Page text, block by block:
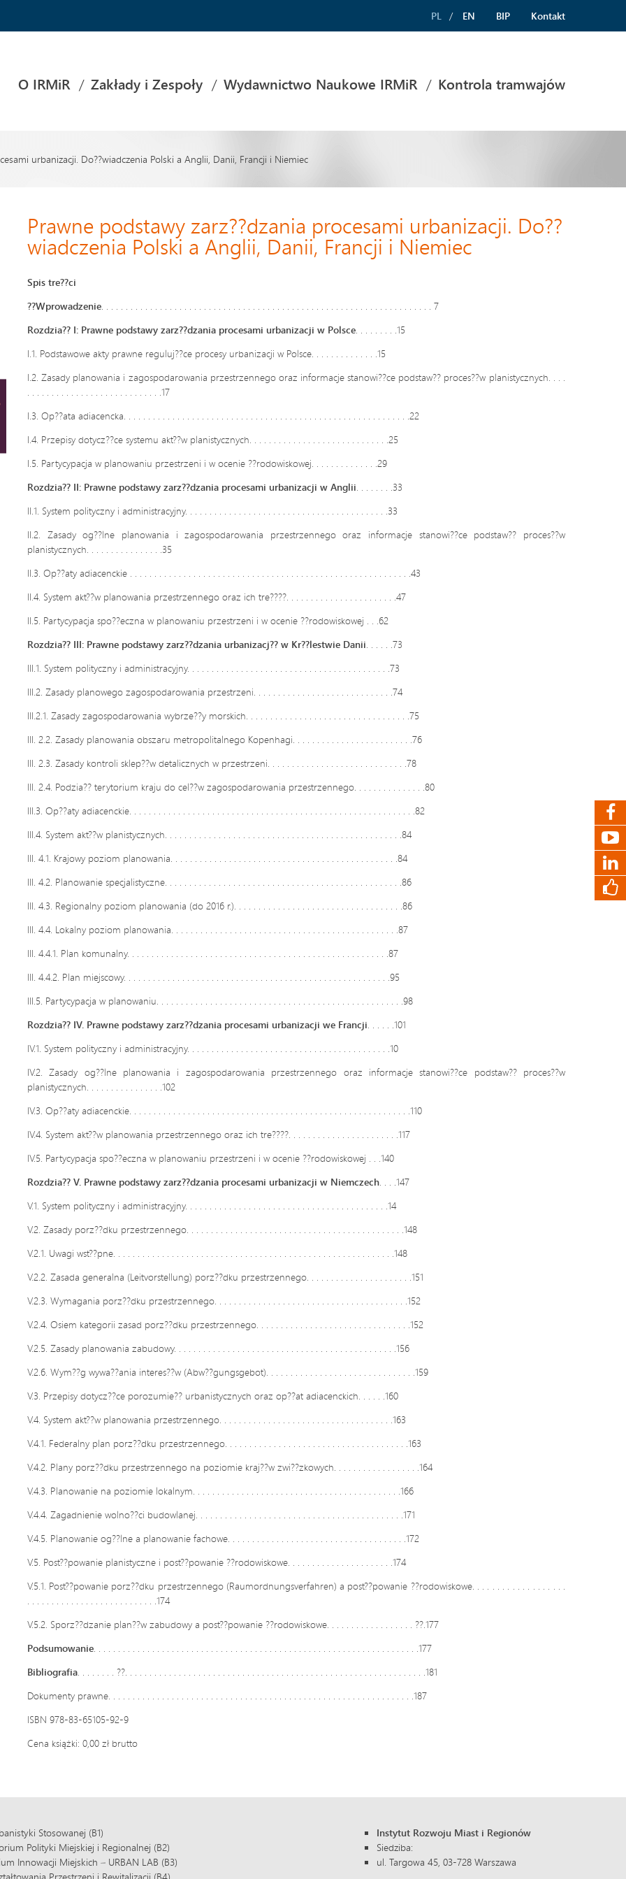
PL EN BIP Kontakt
O IRMiR Zakłady i Zespoły Wydawnictwo Naukowe IRMiR Kontrola tramwajów
urbanizacji. Do??wiadczenia Polski a Anglii, Danii, Francji i Niemiec
Prawne podstawy zarz??dzania procesami urbanizacji. Do??
wiadczenia Polski a Anglii, Danii, Francji i Niemiec
Spis tre??ci
??Wprowadzenie. . . . . . . . . . . . . . . . . . . . . . . . . . . . . . . . . . . . . . . . . . . . . . . . . . . . . . . . . . . . . . . . . . . . 7
Rozdzia?? I: Prawne podstawy zarz??dzania procesami urbanizacji w Polsce. . . . . . . . .15
I.1. Podstawowe akty prawne reguluj??ce procesy urbanizacji w Polsce. . . . . . . . . . . . . .15
I.2. Zasady planowania i zagospodarowania przestrzennego oraz informacje stanowi??ce podstaw?? proces??w planistycznych. . . .
. . . . . . . . . . . . . . . . . . . . . . . . . . . .17
I.3. Op??ata adiacencka. . . . . . . . . . . . . . . . . . . . . . . . . . . . . . . . . . . . . . . . . . . . . . . . . . . . . . . . . . .22
I.4. Przepisy dotycz??ce systemu akt??w planistycznych. . . . . . . . . . . . . . . . . . . . . . . . . . . . .25
I.5. Partycypacja w planowaniu przestrzeni i w ocenie ??rodowiskowej. . . . . . . . . . . . . .29
Rozdzia?? II: Prawne podstawy zarz??dzania procesami urbanizacji w Anglii. . . . . . . .33
II.1. System polityczny i administracyjny. . . . . . . . . . . . . . . . . . . . . . . . . . . . . . . . . . . . . . . . . .33
II.2. Zasady og??lne planowania i zagospodarowania przestrzennego oraz informacje stanowi??ce podstaw?? proces??w
planistycznych. . . . . . . . . . . . . . . .35
II.3. Op??aty adiacenckie . . . . . . . . . . . . . . . . . . . . . . . . . . . . . . . . . . . . . . . . . . . . . . . . . . . . . . . . . .43
II.4. System akt??w planowania przestrzennego oraz ich tre????. . . . . . . . . . . . . . . . . . . . . . .47
II.5. Partycypacja spo??eczna w planowaniu przestrzeni i w ocenie ??rodowiskowej . . .62
Rozdzia?? III: Prawne podstawy zarz??dzania urbanizacj?? w Kr??lestwie Danii. . . . . .73
III.1. System polityczny i administracyjny. . . . . . . . . . . . . . . . . . . . . . . . . . . . . . . . . . . . . . . . . .73
III.2. Zasady planowego zagospodarowania przestrzeni. . . . . . . . . . . . . . . . . . . . . . . . . . . . .74
III.2.1. Zasady zagospodarowania wybrze??y morskich. . . . . . . . . . . . . . . . . . . . . . . . . . . . . . . . . .75
III. 2.2. Zasady planowania obszaru metropolitalnego Kopenhagi. . . . . . . . . . . . . . . . . . . . . . . . .76
III. 2.3. Zasady kontroli sklep??w detalicznych w przestrzeni. . . . . . . . . . . . . . . . . . . . . . . . . . . . .78
III. 2.4. Podzia?? terytorium kraju do cel??w zagospodarowania przestrzennego. . . . . . . . . . . . . . .80
III.3. Op??aty adiacenckie. . . . . . . . . . . . . . . . . . . . . . . . . . . . . . . . . . . . . . . . . . . . . . . . . . . . . . . . . . .82
III.4. System akt??w planistycznych. . . . . . . . . . . . . . . . . . . . . . . . . . . . . . . . . . . . . . . . . . . . . . . . .84
III. 4.1. Krajowy poziom planowania. . . . . . . . . . . . . . . . . . . . . . . . . . . . . . . . . . . . . . . . . . . . . . .84
III. 4.2. Planowanie specjalistyczne. . . . . . . . . . . . . . . . . . . . . . . . . . . . . . . . . . . . . . . . . . . . . . . . .86
III. 4.3. Regionalny poziom planowania (do 2016 r.). . . . . . . . . . . . . . . . . . . . . . . . . . . . . . . . . . .86
III. 4.4. Lokalny poziom planowania. . . . . . . . . . . . . . . . . . . . . . . . . . . . . . . . . . . . . . . . . . . . . . .87
III. 4.4.1. Plan komunalny. . . . . . . . . . . . . . . . . . . . . . . . . . . . . . . . . . . . . . . . . . . . . . . . . . . . . .87
III. 4.4.2. Plan miejscowy. . . . . . . . . . . . . . . . . . . . . . . . . . . . . . . . . . . . . . . . . . . . . . . . . . . . . . .95
III.5. Partycypacja w planowaniu. . . . . . . . . . . . . . . . . . . . . . . . . . . . . . . . . . . . . . . . . . . . . . . . . . .98
Rozdzia?? IV. Prawne podstawy zarz??dzania procesami urbanizacji we Francji. . . . . .101
IV.1. System polityczny i administracyjny. . . . . . . . . . . . . . . . . . . . . . . . . . . . . . . . . . . . . . . . . .10
IV.2. Zasady og??lne planowania i zagospodarowania przestrzennego oraz informacje stanowi??ce podstaw?? proces??w
planistycznych. . . . . . . . . . . . . . . .102
IV.3. Op??aty adiacenckie. . . . . . . . . . . . . . . . . . . . . . . . . . . . . . . . . . . . . . . . . . . . . . . . . . . . . . . . . .110
IV.4. System akt??w planowania przestrzennego oraz ich tre????. . . . . . . . . . . . . . . . . . . . . . .117
IV.5. Partycypacja spo??eczna w planowaniu przestrzeni i w ocenie ??rodowiskowej . . .140
Rozdzia?? V. Prawne podstawy zarz??dzania procesami urbanizacji w Niemczech. . . .147
V.1. System polityczny i administracyjny. . . . . . . . . . . . . . . . . . . . . . . . . . . . . . . . . . . . . . . . . .14
V.2. Zasady porz??dku przestrzennego. . . . . . . . . . . . . . . . . . . . . . . . . . . . . . . . . . . . . . . . . . . . .148
V.2.1. Uwagi wst??pne. . . . . . . . . . . . . . . . . . . . . . . . . . . . . . . . . . . . . . . . . . . . . . . . . . . . . . . . . .148
V.2.2. Zasada generalna (Leitvorstellung) porz??dku przestrzennego. . . . . . . . . . . . . . . . . . . . . .151
V.2.3. Wymagania porz??dku przestrzennego. . . . . . . . . . . . . . . . . . . . . . . . . . . . . . . . . . . . . . . .152
V.2.4. Osiem kategorii zasad porz??dku przestrzennego. . . . . . . . . . . . . . . . . . . . . . . . . . . . . . . .152
V.2.5. Zasady planowania zabudowy. . . . . . . . . . . . . . . . . . . . . . . . . . . . . . . . . . . . . . . . . . . . . .156
V.2.6. Wym??g wywa??ania interes??w (Abw??gungsgebot). . . . . . . . . . . . . . . . . . . . . . . . . . . . . . .159
V.3. Przepisy dotycz??ce porozumie?? urbanistycznych oraz op??at adiacenckich. . . . . .160
V.4. System akt??w planowania przestrzennego. . . . . . . . . . . . . . . . . . . . . . . . . . . . . . . . . . . .163
V.4.1. Federalny plan porz??dku przestrzennego. . . . . . . . . . . . . . . . . . . . . . . . . . . . . . . . . . . . . .163
V.4.2. Plany porz??dku przestrzennego na poziomie kraj??w zwi??zkowych. . . . . . . . . . . . . . . . . .164
V.4.3. Planowanie na poziomie lokalnym. . . . . . . . . . . . . . . . . . . . . . . . . . . . . . . . . . . . . . . . . . .166
V.4.4. Zagadnienie wolno??ci budowlanej. . . . . . . . . . . . . . . . . . . . . . . . . . . . . . . . . . . . . . . . . . .171
V.4.5. Planowanie og??lne a planowanie fachowe. . . . . . . . . . . . . . . . . . . . . . . . . . . . . . . . . . . . .172
V.5. Post??powanie planistyczne i post??powanie ??rodowiskowe. . . . . . . . . . . . . . . . . . . . . .174
V.5.1. Post??powanie porz??dku przestrzennego (Raumordnungsverfahren) a post??powanie ??rodowiskowe. . . . . . . . . . . . . . . . . . .
. . . . . . . . . . . . . . . . . . . . . . . . . . .174
V.5.2. Sporz??dzanie plan??w zabudowy a post??powanie ??rodowiskowe. . . . . . . . . . . . . . . . . . ??.177
Podsumowanie. . . . . . . . . . . . . . . . . . . . . . . . . . . . . . . . . . . . . . . . . . . . . . . . . . . . . . . . . . . . . . . . . . .177
Bibliografia. . . . . . . . ??. . . . . . . . . . . . . . . . . . . . . . . . . . . . . . . . . . . . . . . . . . . . . . . . . . . . . . . . . . . . . .181
Dokumenty prawne. . . . . . . . . . . . . . . . . . . . . . . . . . . . . . . . . . . . . . . . . . . . . . . . . . . . . . . . . . . . . . .187
ISBN 978-83-65105-92-9
Cena książki: 0,00 zł brutto
Stosowanej (B1)
Polityki Miejskiej i Regionalnej (B2)
Innowacji Miejskich – URBAN LAB (B3)
Instytut Rozwoju Miast i Regionów
Siedziba:
ul. Targowa 45, 03-728 Warszawa